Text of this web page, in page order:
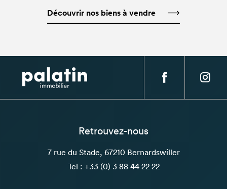
Découvrir nos biens à vendre
Retrouvez-nous
7 rue du Stade, 67210 Bernardswiller
Tel : +33 (0) 3 88 44 22 22